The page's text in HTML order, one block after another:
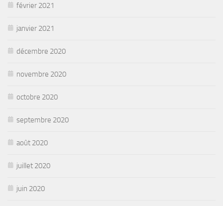
février 2021
janvier 2021
décembre 2020
novembre 2020
octobre 2020
septembre 2020
août 2020
juillet 2020
juin 2020